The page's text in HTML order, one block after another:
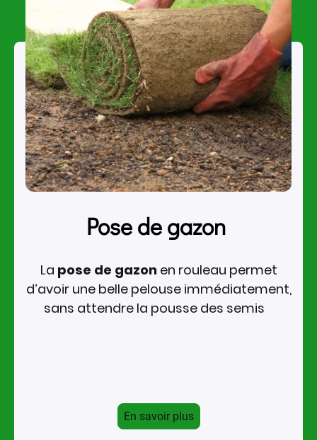
Pose de gazon
La pose de gazonen rouleau permet
d’avoir une belle pelouse immédiatement,
sans attendre la pousse des semis
En savoir plus